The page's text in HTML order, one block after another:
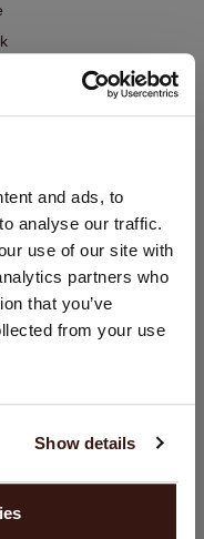
and ads, to
analyse our traffic.
use of our site with
partners who
that you’ve
from your use
Show details
(OCS gecertificeerd)
OOK LEUK
(€). Wilt u uw